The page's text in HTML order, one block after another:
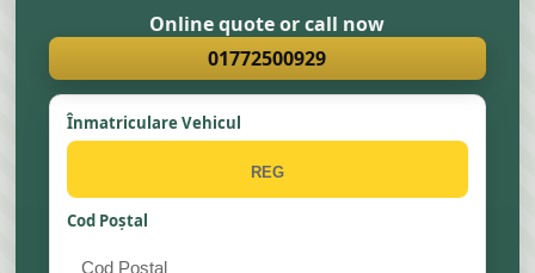
Online quote or call now
01772500929
Înmatriculare Vehicul
Cod Poștal